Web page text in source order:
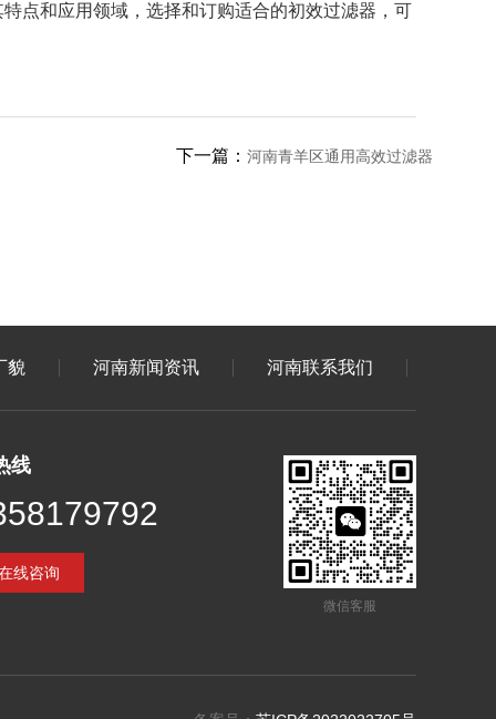
点和应用领域，选择和订购适合的初效过滤器，可
下一篇： 河南青羊区通用高效过滤器
貌 河南新闻资讯 河南联系我们
线
线咨询
微信客服